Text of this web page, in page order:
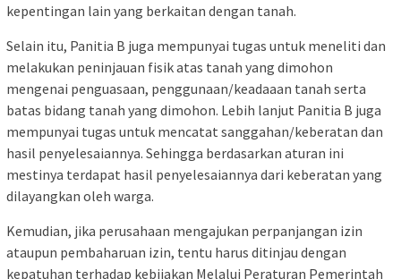
kepentingan lain yang berkaitan dengan tanah.
Selain itu, Panitia B juga mempunyai tugas untuk meneliti dan
melakukan peninjauan fisik atas tanah yang dimohon
mengenai penguasaan, penggunaan/keadaaan tanah serta
batas bidang tanah yang dimohon. Lebih lanjut Panitia B juga
mempunyai tugas untuk mencatat sanggahan/keberatan dan
hasil penyelesaiannya. Sehingga berdasarkan aturan ini
mestinya terdapat hasil penyelesaiannya dari keberatan yang
dilayangkan oleh warga.
Kemudian, jika perusahaan mengajukan perpanjangan izin
ataupun pembaharuan izin, tentu harus ditinjau dengan
kepatuhan terhadap kebijakan Melalui Peraturan Pemerintah